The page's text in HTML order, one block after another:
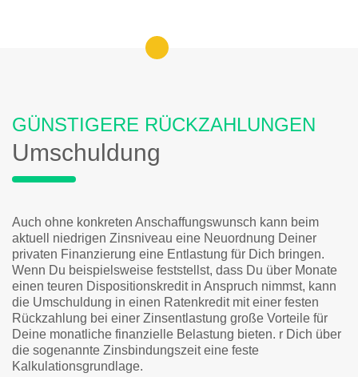
GÜNSTIGERE RÜCKZAHLUNGEN
Umschuldung
Auch ohne konkreten Anschaffungswunsch kann beim
aktuell niedrigen Zinsniveau eine Neuordnung Deiner
privaten Finanzierung eine Entlastung für Dich bringen.
Wenn Du beispielsweise feststellst, dass Du über Monate
einen teuren Dispositionskredit in Anspruch nimmst, kann
die Umschuldung in einen Ratenkredit mit einer festen
Rückzahlung bei einer Zinsentlastung große Vorteile für
Deine monatliche finanzielle Belastung bieten. r Dich über
die sogenannte Zinsbindungszeit eine feste
Kalkulationsgrundlage.